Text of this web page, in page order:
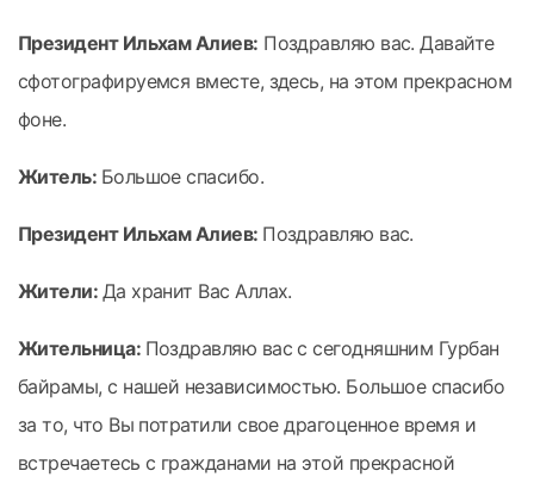
Президент Ильхам Алиев: Поздравляю вас. Давайте
сфотографируемся вместе, здесь, на этом прекрасном
фоне.
Житель: Большое спасибо.
Президент Ильхам Алиев: Поздравляю вас.
Жители: Да хранит Вас Аллах.
Жительница: Поздравляю вас с сегодняшним Гурбан
байрамы, с нашей независимостью. Большое спасибо
за то, что Вы потратили свое драгоценное время и
встречаетесь с гражданами на этой прекрасной